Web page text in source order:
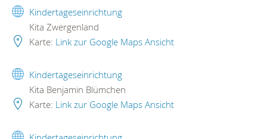
Kindertageseinrichtung
Kita Zwergenland
Karte: Link zur Google Maps Ansicht
Kindertageseinrichtung
Kita Benjamin Blümchen
Karte: Link zur Google Maps Ansicht